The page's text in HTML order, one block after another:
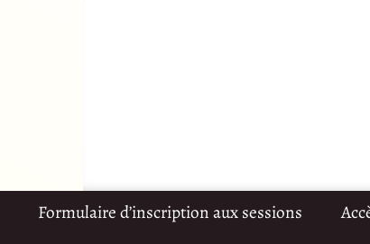
Formulaire d’inscription aux sessions